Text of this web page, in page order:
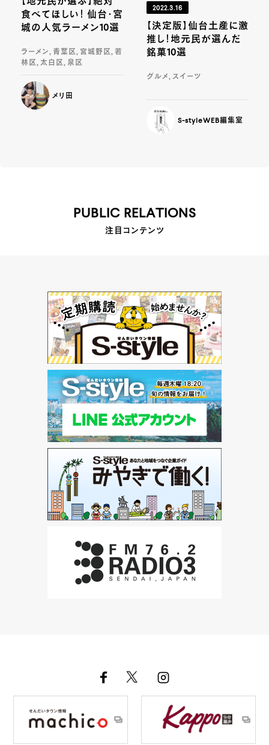
食べてほしい！ 仙台・宮
城の人気ラーメン10選
ラーメン, 青葉区, 宮城野区, 若
林区, 太白区, 泉区
メリ田
2022.3.16
【決定版】仙台土産に激
推し！地元民が選んだ
銘菓10選
グルメ, スイーツ
S-styleWEB編集室
PUBLIC RELATIONS
注目コンテンツ